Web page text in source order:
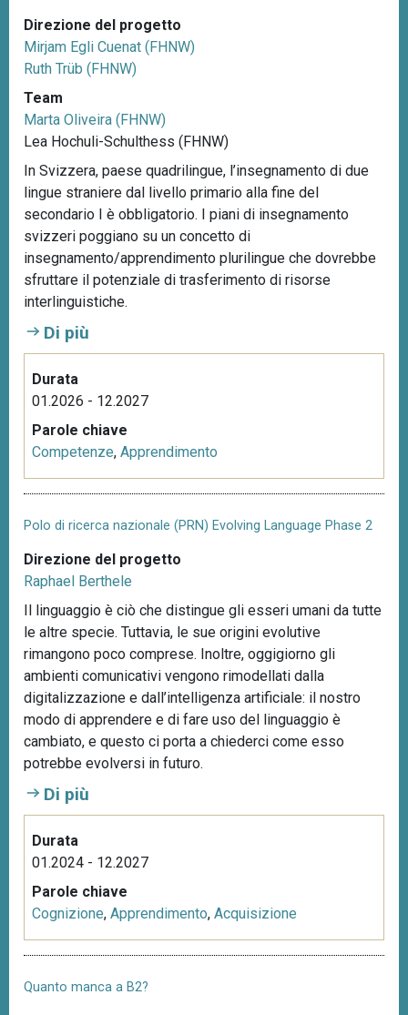
Direzione del progetto
Mirjam Egli Cuenat (FHNW)
Ruth Trüb (FHNW)
Team
Marta Oliveira (FHNW)
Lea Hochuli-Schulthess (FHNW)
In Svizzera, paese quadrilingue, l’insegnamento di due
lingue straniere dal livello primario alla fine del
secondario I è obbligatorio. I piani di insegnamento
svizzeri poggiano su un concetto di
insegnamento/apprendimento plurilingue che dovrebbe
sfruttare il potenziale di trasferimento di risorse
interlinguistiche.
Di più
Durata
01.2026 - 12.2027
Parole chiave
Competenze, Apprendimento
Polo di ricerca nazionale (PRN) Evolving Language Phase 2
Direzione del progetto
Raphael Berthele
Il linguaggio è ciò che distingue gli esseri umani da tutte
le altre specie. Tuttavia, le sue origini evolutive
rimangono poco comprese. Inoltre, oggigiorno gli
ambienti comunicativi vengono rimodellati dalla
digitalizzazione e dall’intelligenza artificiale: il nostro
modo di apprendere e di fare uso del linguaggio è
cambiato, e questo ci porta a chiederci come esso
potrebbe evolversi in futuro.
Di più
Durata
01.2024 - 12.2027
Parole chiave
Cognizione, Apprendimento, Acquisizione
Quanto manca a B2?